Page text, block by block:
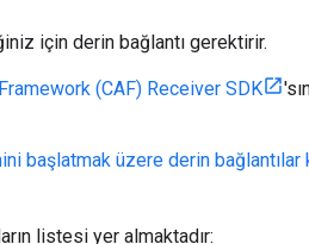
için derin bağlantı gerektirir.
(CAF) Receiver SDK
başlatmak üzere derin bağlantılar
listesi yer almaktadır: